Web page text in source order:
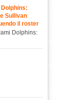
Sullivan
il roster
Dolphins: